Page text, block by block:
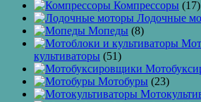
Компрессоры (17)
Лодочные
Мопеды (8)
культиваторы (51)
Мотобуры (23)